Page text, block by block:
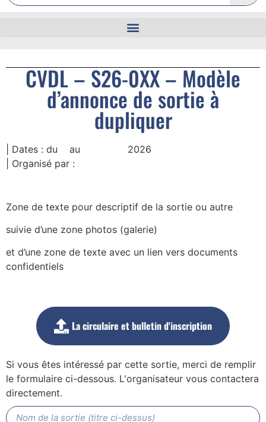
CVDL – S26-0XX – Modèle
d’annonce de sortie à
dupliquer
| Dates : du au 2026
| Organisé par :
Zone de texte pour descriptif de la sortie ou autre
suivie d’une zone photos (galerie)
et d’une zone de texte avec un lien vers documents
confidentiels
La circulaire et bulletin d'inscription
Si vous êtes intéressé par cette sortie, merci de remplir
le formulaire ci-dessous. L'organisateur vous contactera
directement.